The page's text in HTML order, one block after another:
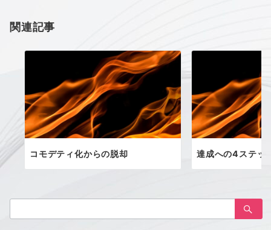
ン
関連記事
コモデティ化からの脱却 達成への4ステッ
索：